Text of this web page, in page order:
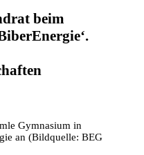
beim
Gymnasium in
an (Bildquelle: BEG